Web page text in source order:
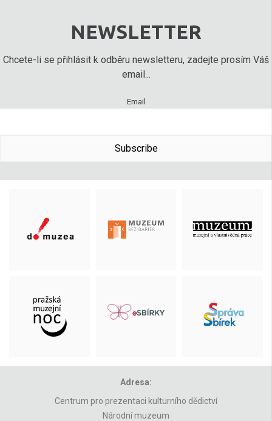
NEWSLETTER
Chcete-li se přihlásit k odběru newsletteru, zadejte prosím Váš
email...
Email
Subscribe
Adresa:
Centrum pro prezentaci kulturního dědictví
Národní muzeum